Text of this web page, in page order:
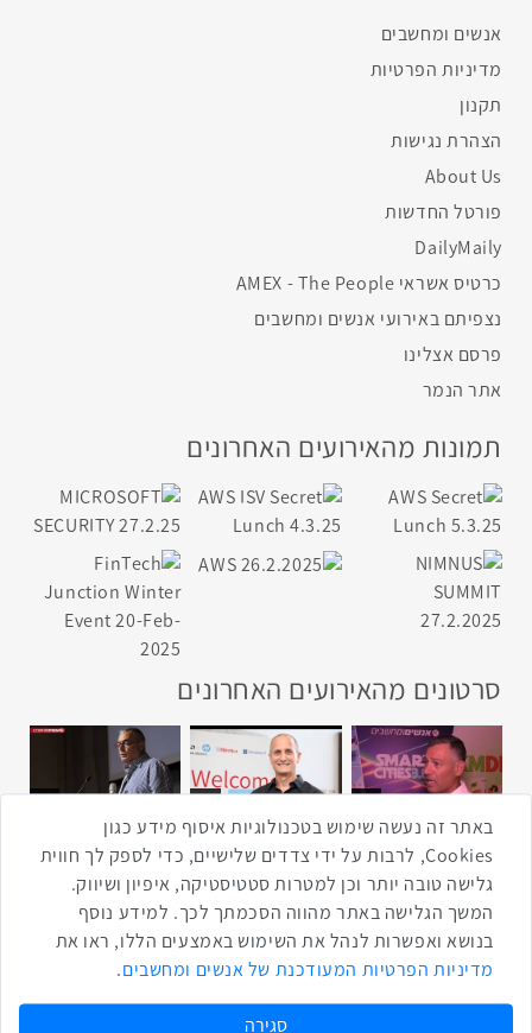
אנשים ומחשבים
מדיניות הפרטיות
תקנון
הצהרת נגישות
About Us
פורטל החדשות
DailyMaily
כרטיס אשראי AMEX - The People
נצפיתם באירועי אנשים ומחשבים
פרסם אצלינו
אתר הנמר
תמונות מהאירועים האחרונים
סרטונים מהאירועים האחרונים
4:00
2:33
1:43
3:52
1:14
שתפו ברשת
שתף בלינקדאין
שתף בווטסאפ
שתף בטלגרם
באתר זה נעשה שימוש בטכנולוגיות איסוף מידע כגון
Cookies, לרבות על ידי צדדים שלישיים, כדי לספק לך חווית
גלישה טובה יותר וכן למטרות סטטיסטיקה, איפיון ושיווק.
המשך הגלישה באתר מהווה הסכמתך לכך. למידע נוסף
בנושא ואפשרות לנהל את השימוש באמצעים הללו, ראו את
מדיניות הפרטיות המעודכנת של אנשים ומחשבים.
סגירה